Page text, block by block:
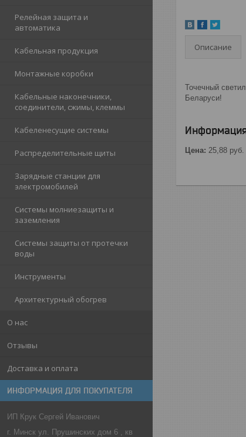
Релейная защита и
автоматика
Кабельная продукция
Монтажные коробки
Кабельные наконечники,
соединители, сжимы, клеммы
Кабеленесущие системы
Распределительные щиты
Зарядные станции для
электромобилей
Системы молниезащиты и
заземления
Системы защиты от протечки
воды
Инструменты
Архитектурный обогрев
О нас
Отзывы
Доставка и оплата
ИНФОРМАЦИЯ ДЛЯ ПОКУПАТЕЛЯ
ИП Крук Сергей Иванович
г. Минск ул. Прушинских дом 6 , кв
Описание
Точечный
Беларуси!
Цена: 25,88 руб.